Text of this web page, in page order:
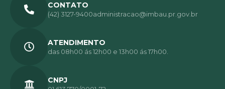
CONTATO
(42) 3127-9400administracao@imbau.pr.gov.br
ATENDIMENTO
das 08h00 ás 12h00 e 13h00 ás 17h00.
CNPJ